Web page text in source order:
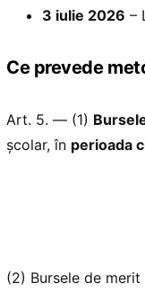
3 iulie 2026 –
Ce prevede
Art. 5. — (1)
școlar, în perioada
(2) Bursele de